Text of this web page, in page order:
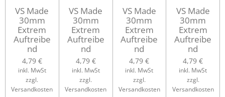
VS Made
30mm
Extrem
Auftreibe
nd
4,79 €
inkl. MwSt
zzgl.
Versandkosten
VS Made
30mm
Extrem
Auftreibe
nd
4,79 €
inkl. MwSt
zzgl.
Versandkosten
VS Made
30mm
Extrem
Auftreibe
nd
4,79 €
inkl. MwSt
zzgl.
Versandkosten
VS Made
30mm
Extrem
Auftreibe
nd
4,79 €
inkl. MwSt
zzgl.
Versandkosten